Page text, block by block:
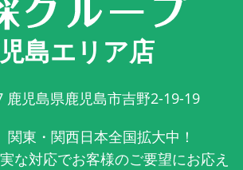
島エリア店
鹿児島県鹿児島市吉野2-19-19
関東・関西日本全国拡大中！
な対応でお客様のご要望にお応え